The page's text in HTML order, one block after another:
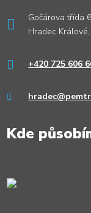
Gočárova třída
Hradec
+420 725 606
Kde